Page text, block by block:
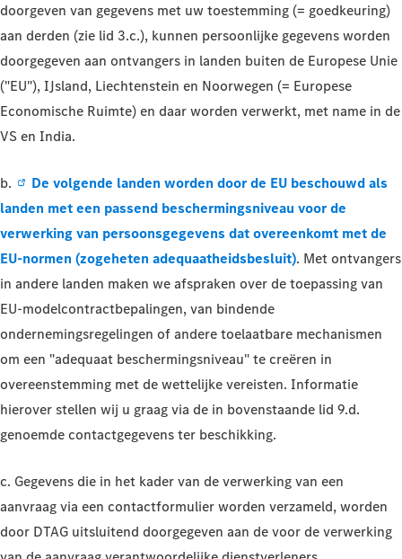
doorgeven van gegevens met uw toestemming (= goedkeuring)
aan derden (zie lid 3.c.), kunnen persoonlijke gegevens worden
doorgegeven aan ontvangers in landen buiten de Europese Unie
("EU"), IJsland, Liechtenstein en Noorwegen (= Europese
Economische Ruimte) en daar worden verwerkt, met name in de
VS en India.
b.
De volgende landen worden door de EU beschouwd als
landen met een passend beschermingsniveau voor de
verwerking van persoonsgegevens dat overeenkomt met de
EU-normen (zogeheten adequaatheidsbesluit). Met ontvangers
in andere landen maken we afspraken over de toepassing van
EU-modelcontractbepalingen, van bindende
ondernemingsregelingen of andere toelaatbare mechanismen
om een "adequaat beschermingsniveau" te creëren in
overeenstemming met de wettelijke vereisten. Informatie
hierover stellen wij u graag via de in bovenstaande lid 9.d.
genoemde contactgegevens ter beschikking.
c. Gegevens die in het kader van de verwerking van een
aanvraag via een contactformulier worden verzameld, worden
door DTAG uitsluitend doorgegeven aan de voor de verwerking